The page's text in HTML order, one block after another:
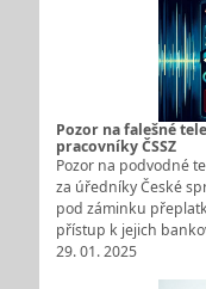
Pozor na falešné
pracovníky ČSSZ
Pozor na podvodné
za úředníky České
pod záminku
přístup k jejich
29. 01. 2025